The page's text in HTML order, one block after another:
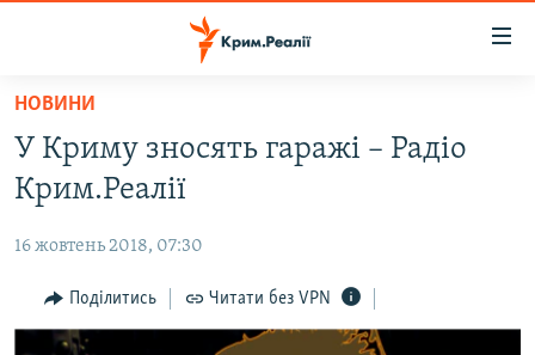
Перейти
основного
матеріалу
Перейти
до
навігації
Перейти
ВОДА.КРИМ
ВІДЕО ТА ФОТО
ПОЛІТИКА
БЛОГИ
ПОГЛЯД
НОВИНИ
У Криму зносять гаражі – Радіо
Крим.Реалії
16 жовтень 2018, 07:30
Поділитись Читати без VPN